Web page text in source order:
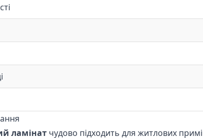
ламінат чудово підходить для житлових